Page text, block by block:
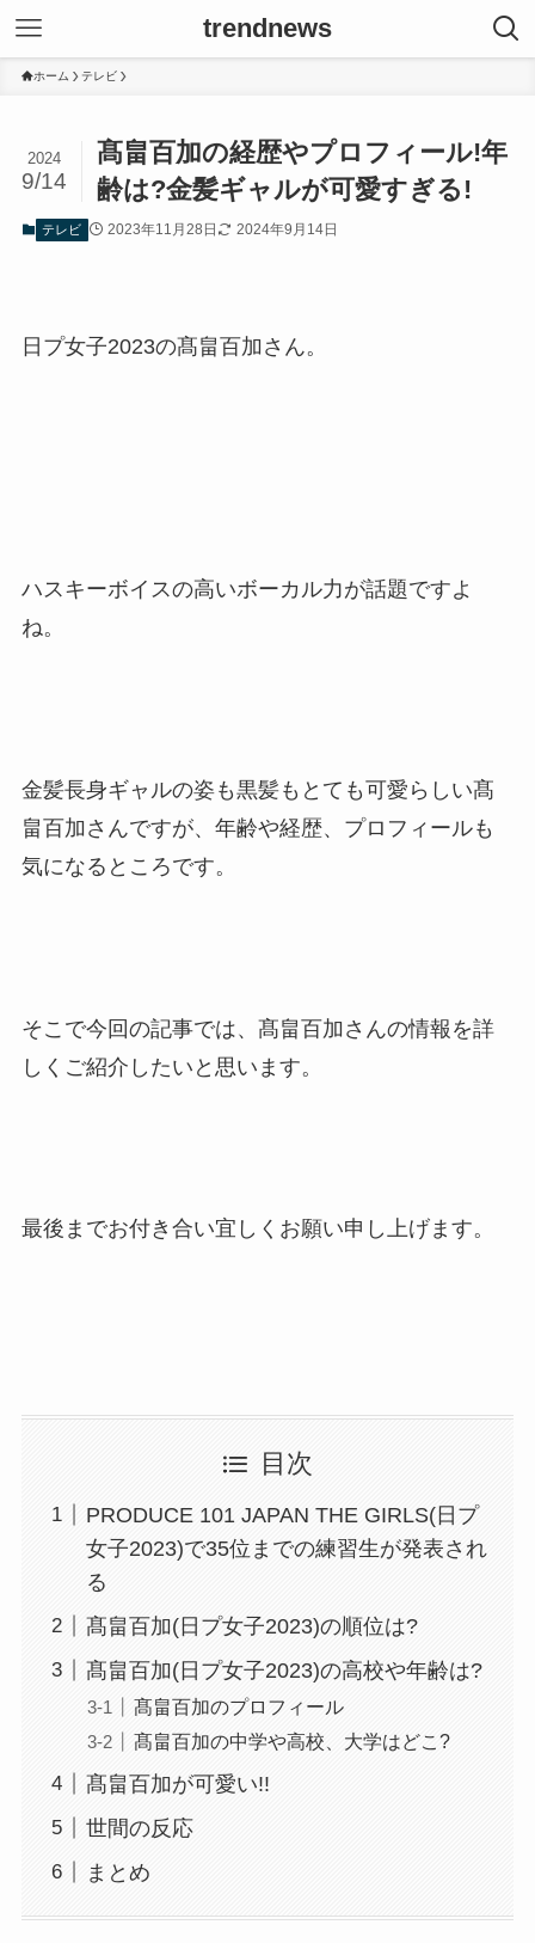
trendnews
ホーム テレビ
髙畠百加の経歴やプロフィール!年
齢は?金髪ギャルが可愛すぎる!
2024
9/14
テレビ 2023年11月28日 2024年9月14日
日プ女子2023の髙畠百加さん。
ハスキーボイスの高いボーカル力が話題ですよ
ね。
金髪長身ギャルの姿も黒髪もとても可愛らしい髙
畠百加さんですが、年齢や経歴、プロフィールも
気になるところです。
そこで今回の記事では、髙畠百加さんの情報を詳
しくご紹介したいと思います。
最後までお付き合い宜しくお願い申し上げます。
目次
PRODUCE 101 JAPAN THE GIRLS(日プ
女子2023)で35位までの練習生が発表され
る
髙畠百加(日プ女子2023)の順位は?
髙畠百加(日プ女子2023)の高校や年齢は?
髙畠百加のプロフィール
髙畠百加の中学や高校、大学はどこ?
髙畠百加が可愛い!!
世間の反応
まとめ